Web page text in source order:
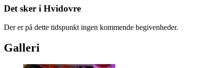
Det sker i Hvidovre
Der er på dette tidspunkt ingen kommende begivenheder.
Galleri